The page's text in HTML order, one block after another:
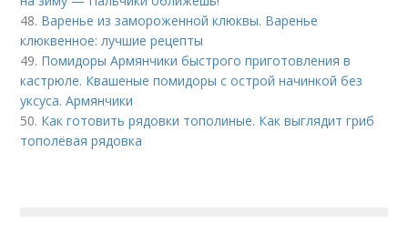
48. Варенье из замороженной клюквы. Варенье
клюквенное: лучшие рецепты
49. Помидоры Армянчики быстрого приготовления в
кастрюле. Квашеные помидоры с острой начинкой без
уксуса. Армянчики
50. Как готовить рядовки тополиные. Как выглядит гриб
тополёвая рядовка